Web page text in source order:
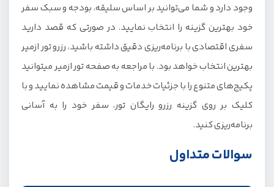
وجود دارد و شما می‌توانید بر اساس سلیقه، بودجه و سبک سفر
خود بهترین گزینه را انتخاب نمایید. در صورتی که قصد دارید
سفری اقتصادی با برنامه‌ریزی دقیق داشته باشید، رزرو تور ازمیر
بهترین انتخاب خواهد بود. با مراجعه به صفحه تور ازمیر میتوانید
پکیج‌های متنوع را با جزئیات خدمات و قیمت مشاهده نمایید و با
کلیک بر روی گزینه رزرو رایگان تور، سفر خود را به آسانی
برنامه‌ریزی کنید.
سوالات متداول